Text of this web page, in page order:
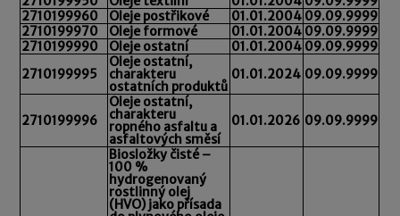
2710199960
Oleje postřikové 01.01.2004 09.09.9999
2710199970
Oleje formové 01.01.2004 09.09.9999
2710199990
Oleje ostatní 01.01.2004 09.09.9999
2710199995
Oleje ostatní,
charakteru
ostatních produktů
01.01.2024 09.09.9999
2710199996
Oleje ostatní,
charakteru
ropného asfaltu a
asfaltových směsí
01.01.2026 09.09.9999
Biosložky čisté –
100 %
hydrogenovaný
rostlinný olej
(HVO) jako přísada